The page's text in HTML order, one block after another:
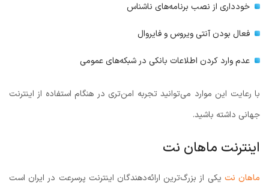
خودداری از نصب برنامه‌های ناشناس
فعال بودن آنتی ویروس و فایروال
عدم وارد کردن اطلاعات بانکی در شبکه‌های عمومی
با رعایت این موارد می‌توانید تجربه امن‌تری در هنگام استفاده از اینترنت
جهانی داشته باشید.
اینترنت ماهان نت
ماهان نت یکی از بزرگ‌ترین ارائه‌دهندگان اینترنت پرسرعت در ایران است